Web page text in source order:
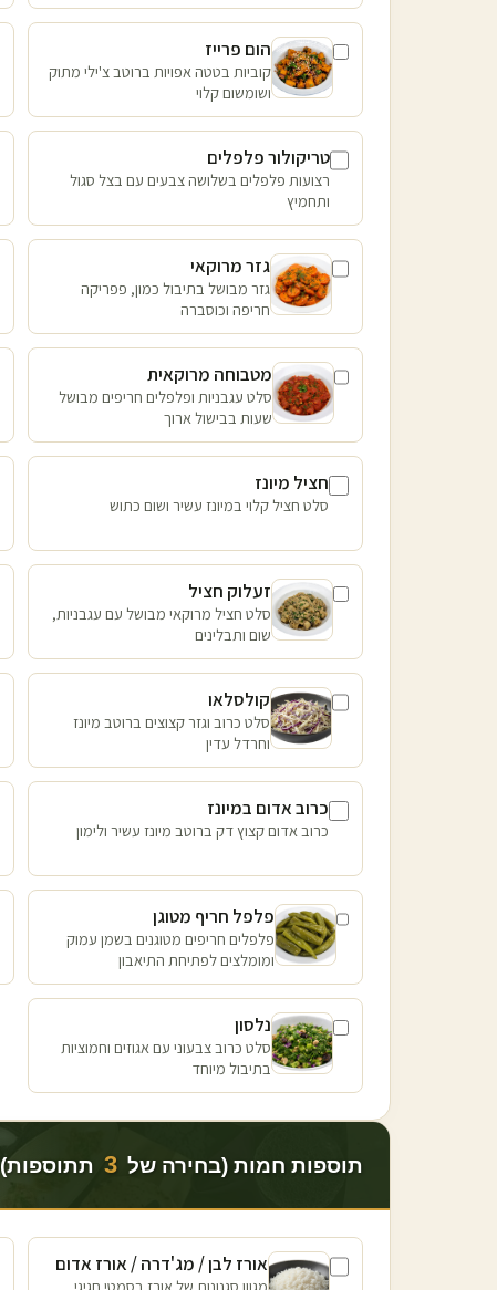
הום פרייז
קוביות בטטה אפויות ברוטב צ'ילי מתוק
ושומשום קלוי
טריקולור פלפלים
רצועות פלפלים בשלושה צבעים עם בצל סגול
ותחמיץ
גזר מרוקאי
גזר מבושל בתיבול כמון, פפריקה
חריפה וכוסברה
מטבוחה מרוקאית
סלט עגבניות ופלפלים חריפים מבושל
שעות בבישול ארוך
חציל מיונז
סלט חציל קלוי במיונז עשיר ושום כתוש
זעלוק חציל
סלט חציל מרוקאי מבושל עם עגבניות,
שום ותבלינים
קולסלאו
סלט כרוב וגזר קצוצים ברוטב מיונז
וחרדל עדין
כרוב אדום במיונז
כרוב אדום קצוץ דק ברוטב מיונז עשיר ולימון
פלפל חריף מטוגן
פלפלים חריפים מטוגנים בשמן עמוק
ומומלצים לפתיחת התיאבון
נלסון
סלט כרוב צבעוני עם אגוזים וחמוציות
בתיבול מיוחד
תוספות חמות (בחירה של 3 תתוספות)
אורז לבן / מג'דרה / אורז אדום